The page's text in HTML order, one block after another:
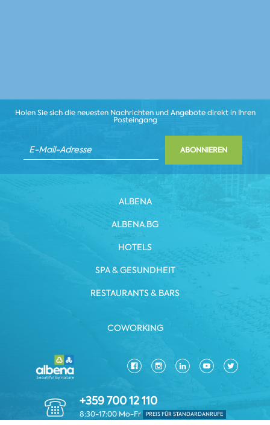
Holen Sie sich die neuesten Nachrichten und Angebote direkt in Ihren
Posteingang
ABONNIEREN
ALBENA
ALBENA.BG
HOTELS
SPA & GESUNDHEIT
RESTAURANTS & BARS
COWORKING
+359 700 12 110
8:30-17:00 Mo-Fr PREIS FÜR STANDARDANRUFE